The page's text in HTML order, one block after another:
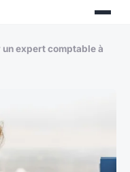
expert comptable à